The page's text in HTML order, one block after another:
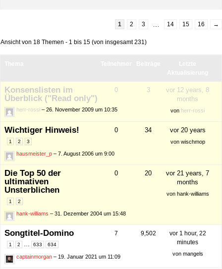
1 2 3 14 15 16 →
Ansicht von 18 Themen - 1 bis 15 (von insgesamt 231)
Konsenslisten im
Überblick ("Read only")
herr-rossi – 26. November 2009 um 10:35
0 3
vor 12 years, 8
months
von herr-rossi
Wichtiger Hinweis!
1 2 3
hausmeister_p – 7. August 2006 um 9:00
0 34 vor 20 years
von wischmop
Die Top 50 der
ultimativen
Unsterblichen
1 2
hank-williams – 31. Dezember 2004 um 15:48
0 20
vor 21 years, 7
months
von hank-williams
Songtitel-Domino
1 2 … 633 634
captainmorgan – 19. Januar 2021 um 11:09
7 9,502
vor 1 hour, 22
minutes
von mangels